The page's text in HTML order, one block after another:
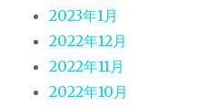
2023年1月
2022年12月
2022年11月
2022年10月